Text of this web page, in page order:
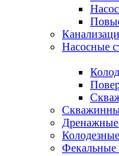
Насосные
Фекальные